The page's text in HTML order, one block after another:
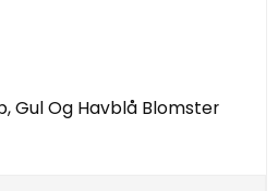
Gul Og Havblå Blomster